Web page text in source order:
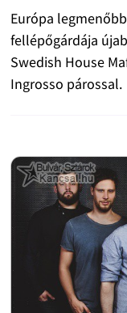
Európa
fellépőgárdája
Swedish House
Ingrosso párossal.